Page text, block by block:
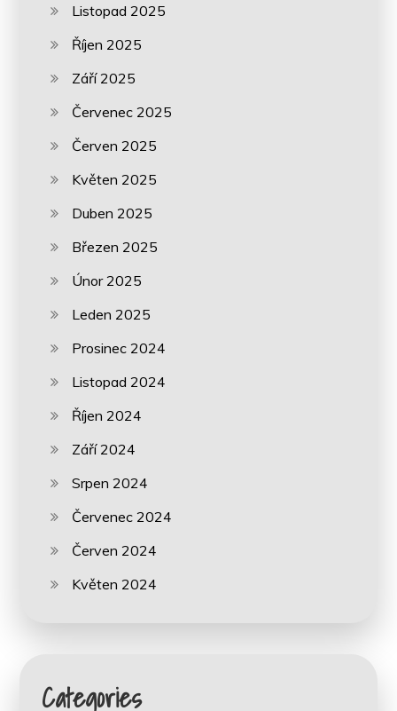
Listopad 2025
Říjen 2025
Září 2025
Červenec 2025
Červen 2025
Květen 2025
Duben 2025
Březen 2025
Únor 2025
Leden 2025
Prosinec 2024
Listopad 2024
Říjen 2024
Září 2024
Srpen 2024
Červenec 2024
Červen 2024
Květen 2024
Categories